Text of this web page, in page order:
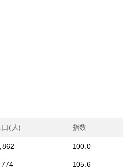
口(人) 指数
100.0
105.6